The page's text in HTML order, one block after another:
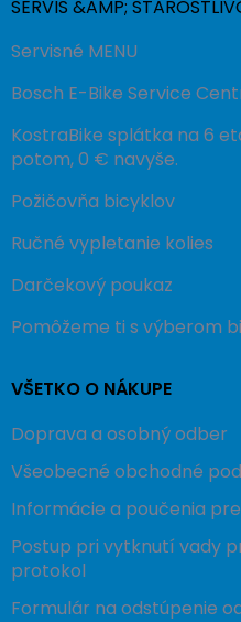
SERVIS &AMP;
Servisné MENU
Bosch E-Bike Service
KostraBike splátka na 6
potom, 0 € navyše.
Požičovňa bicyklov
Ručné vypletanie kolies
Darčekový poukaz
Pomôžeme ti s výberom
VŠETKO O NÁKUPE
Doprava a osobný odber
Všeobecné obchodné
Informácie a poučenia
Postup pri vytknutí vady
protokol
Formulár na odstúpenie